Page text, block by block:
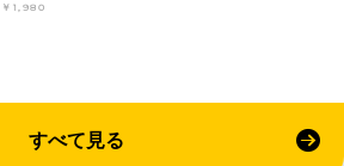
￥1,980
すべて見る